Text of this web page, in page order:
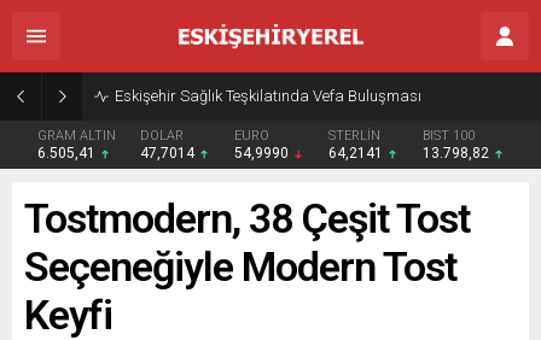
Eskişehir Sağlık Teşkilatında Vefa Buluşması
GRAM ALTIN
6.505,41
DOLAR
47,7014
EURO
54,9990
STERLİN
64,2141
BIST 100
13.798,82
Tostmodern, 38 Çeşit Tost
Seçeneğiyle Modern Tost
Keyfi